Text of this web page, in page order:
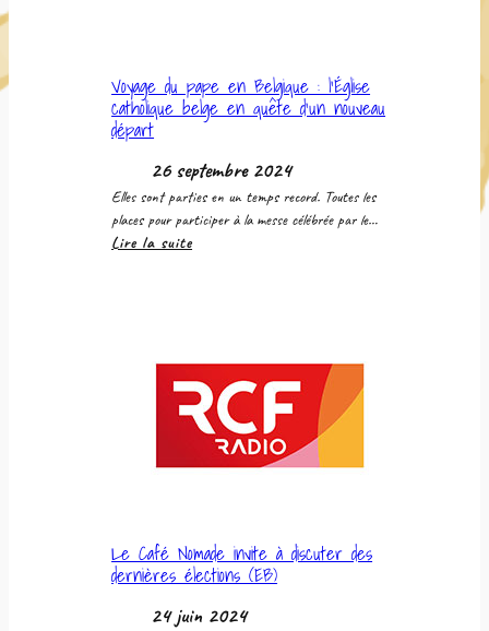
Voyage du pape en Belgique : l’Église
catholique belge en quête d’un nouveau
départ
26 septembre 2024
Elles sont parties en un temps record. Toutes les
places pour participer à la messe célébrée par le…
Lire la suite:
l’Église
catholique
belge
quête
départ
Le Café Nomade invite à discuter des
dernières élections (EB)
24 juin 2024